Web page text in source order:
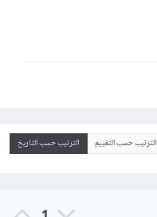
الترتيب حسب التقييم الترتيب حسب التاريخ